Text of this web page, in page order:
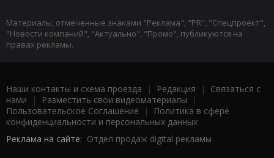
Материалы, отмеченные знаками "Реклама", "PR", "Спецпроект",
"Новости компаний", "Актуально", "Промо", публикуются на
правах рекламы.
Наши контакты и схема проезда | Редакция | Связаться с
нами | Разместить свои видеоматериалы |
Пользовательское Соглашение |
Политика в сфере
конфиденциальности и персональных данных
Реклама на сайте: Отдел продаж digital рекламы